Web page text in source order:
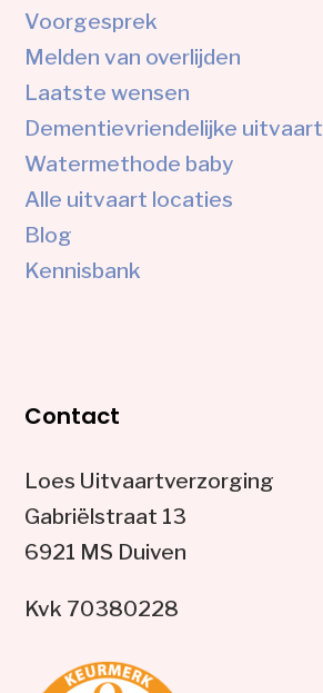
Voorgesprek
Melden van overlijden
Laatste wensen
Dementievriendelijke uitvaart
Watermethode baby
Alle uitvaart locaties
Blog
Kennisbank
Contact
Loes Uitvaartverzorging
Gabriëlstraat 13
6921 MS Duiven
Kvk 70380228